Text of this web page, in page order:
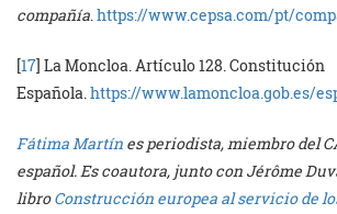
compañía.https://www.cepsa.com/pt/
[17] La Moncloa. Artículo 128. Constitución
Española.https://www.lamoncloa.gob.es/
Fátima Martín es periodista, miembro del
español. Es coautora, junto con Jérôme
libroConstrucción europea al servicio de